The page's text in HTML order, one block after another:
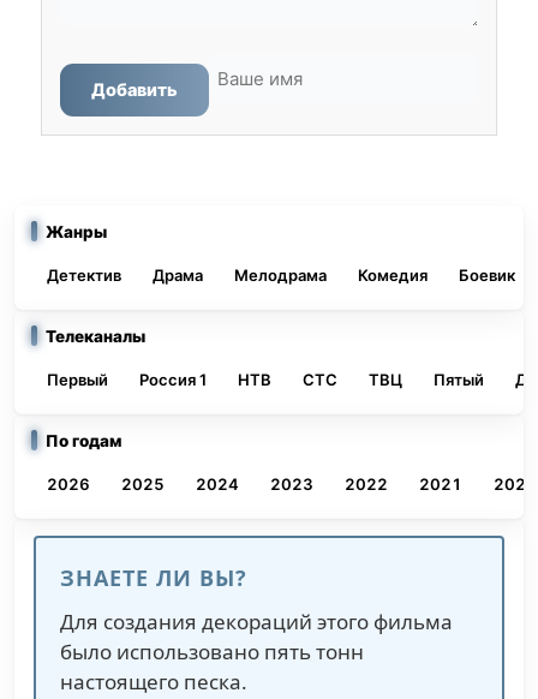
Добавить
Жанры
Детектив Драма Мелодрама Комедия Боевик
Телеканалы
Первый Россия 1 НТВ СТС ТВЦ Пятый
По годам
2026 2025 2024 2023 2022 2021 2020
ЗНАЕТЕ ЛИ ВЫ?
Для создания декораций этого фильма
было использовано пять тонн
настоящего песка.